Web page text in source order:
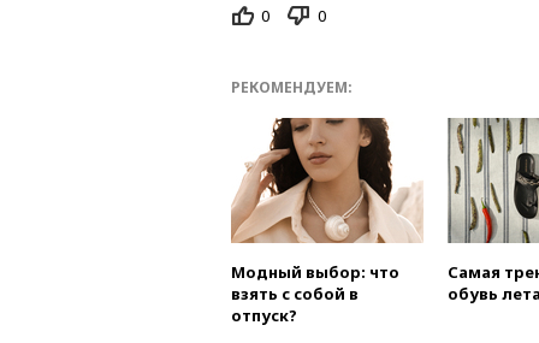
0 0
РЕКОМЕНДУЕМ:
Модный выбор: что
взять с собой в
отпуск?
Самая
обувь